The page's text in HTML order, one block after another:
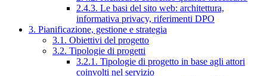
2.4.3. Le basi del sito web: architettura,
informativa privacy, riferimenti DPO
3. Pianificazione, gestione e strategia
3.1. Obiettivi del progetto
3.2. Tipologie di progetti
3.2.1. Tipologie di progetto in base agli attori
coinvolti nel servizio